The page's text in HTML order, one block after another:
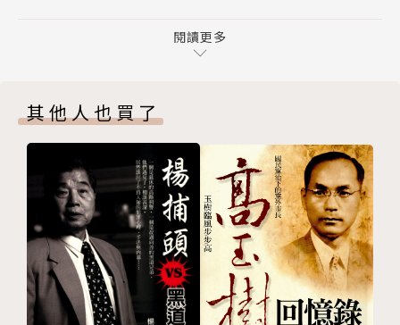
印度的卻鮮少。本書由知名古印度學者、美國密西根大
菁，並以見微知著的寫作手法，搭配三十四張地圖與圖
片，寫出精彩的著作。無論是對印度有興趣，或是想到
印度旅行、經商、求學，甚至是生活的人，本書能滿足
你探究印度歷史的好奇心，這絕對是人人都該擁有的印
度史、南亞史入門聖經。
從印度文明與歷史中發生的大事件，
一一解讀印度與南亞的區域發展史：
《梨俱吠陀》
印度──歐洲、印度──伊朗、印度──亞利安
晚期吠陀
史詩：《摩訶婆羅多》與《羅摩衍那》
第四章 新宗教、新帝國
棄世宗教
摩揭陀
孔雀王朝
第五章 印度古典時期
閱讀更多
其他人也買了